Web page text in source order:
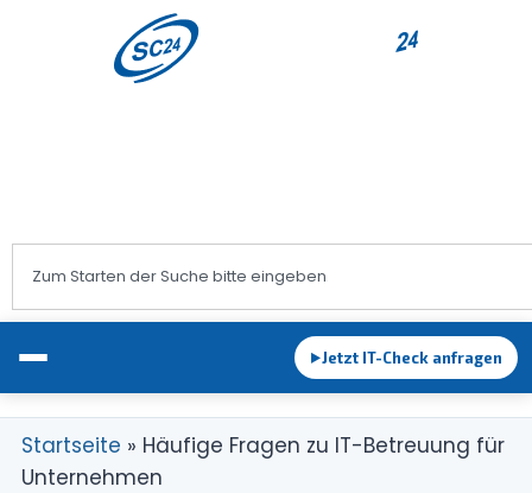
►Jetzt IT-Check anfragen
Startseite » Häufige Fragen zu IT-Betreuung für
Unternehmen